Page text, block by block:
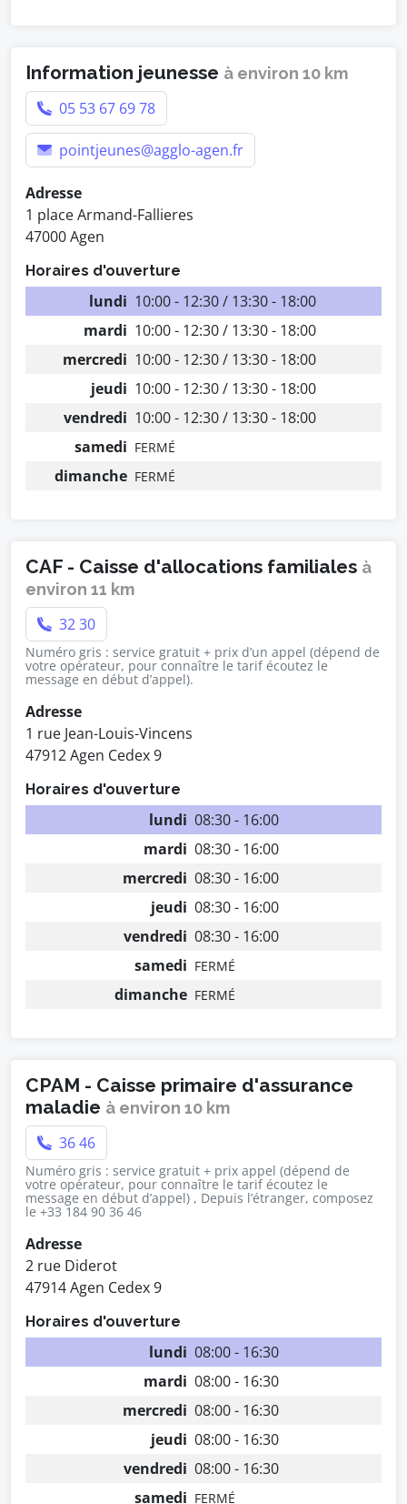
Information jeunesse à environ 10 km
05 53 67 69 78
pointjeunes@agglo-agen.fr
Adresse
1 place Armand-Fallieres
47000 Agen
Horaires d'ouverture
lundi 10:00 - 12:30 / 13:30 - 18:00
mardi 10:00 - 12:30 / 13:30 - 18:00
mercredi 10:00 - 12:30 / 13:30 - 18:00
jeudi 10:00 - 12:30 / 13:30 - 18:00
vendredi 10:00 - 12:30 / 13:30 - 18:00
samedi FERMÉ
dimanche FERMÉ
CAF - Caisse d'allocations familiales à
environ 11 km
32 30
Numéro gris : service gratuit + prix d’un appel (dépend de
votre opérateur, pour connaître le tarif écoutez le
message en début d’appel).
Adresse
1 rue Jean-Louis-Vincens
47912 Agen Cedex 9
Horaires d'ouverture
lundi 08:30 - 16:00
mardi 08:30 - 16:00
mercredi 08:30 - 16:00
jeudi 08:30 - 16:00
vendredi 08:30 - 16:00
samedi FERMÉ
dimanche FERMÉ
CPAM - Caisse primaire d'assurance
maladie à environ 10 km
36 46
Numéro gris : service gratuit + prix appel (dépend de
votre opérateur, pour connaître le tarif écoutez le
message en début d’appel) , Depuis l’étranger, composez
le +33 184 90 36 46
Adresse
2 rue Diderot
47914 Agen Cedex 9
Horaires d'ouverture
lundi 08:00 - 16:30
mardi 08:00 - 16:30
mercredi 08:00 - 16:30
jeudi 08:00 - 16:30
vendredi 08:00 - 16:30
samedi FERMÉ